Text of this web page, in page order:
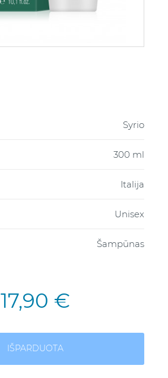
Syrio
300 ml
Italija
Unisex
Šampūnas
17,90 €
IŠPARDUOTA